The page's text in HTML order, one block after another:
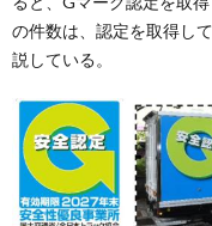
の件数は、認定を取得し
説している。